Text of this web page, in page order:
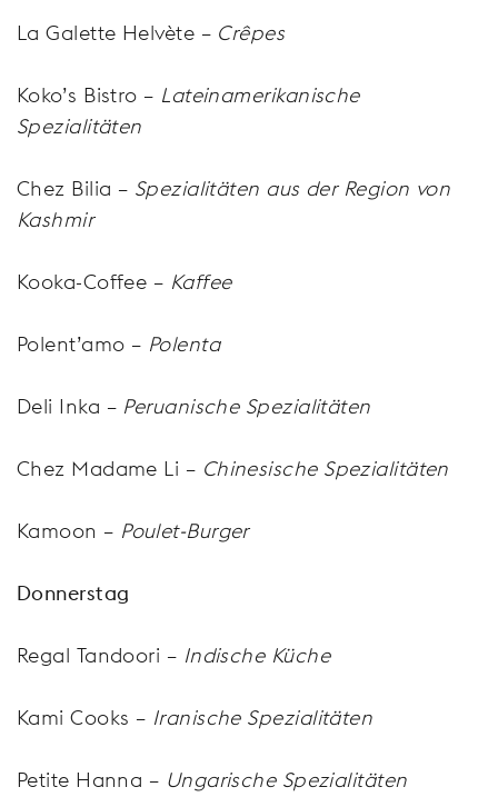
La Galette Helvète – Crêpes
Koko’s Bistro – Lateinamerikanische
Spezialitäten
Chez Bilia – Spezialitäten aus der Region von
Kashmir
Kooka-Coffee – Kaffee
Polent’amo – Polenta
Deli Inka – Peruanische Spezialitäten
Chez Madame Li – Chinesische Spezialitäten
Kamoon – Poulet-Burger
Donnerstag
Regal Tandoori – Indische Küche
Kami Cooks – Iranische Spezialitäten
Petite Hanna – Ungarische Spezialitäten